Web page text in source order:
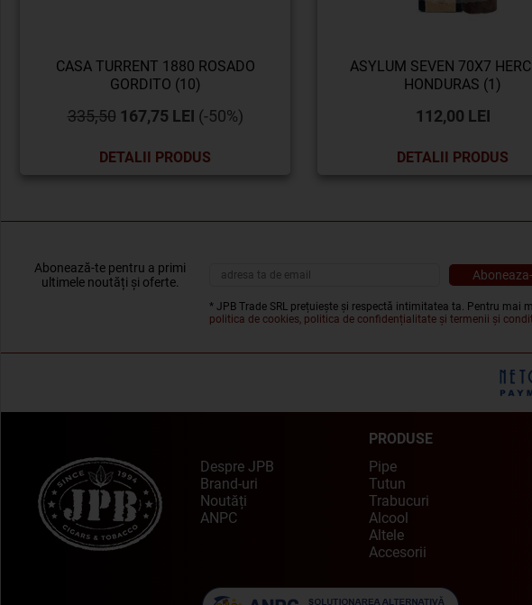
CASA TURRENT 1880 ROSADO
GORDITO (10)
335,50 167,75 LEI (-50%)
DETALII PRODUS
ASYLUM SEVEN 70X7
HONDURAS (1)
112,00 LEI
DETALII PRODUS
Abonează-te pentru a primi
ultimele noutăți și oferte.
* JPB Trade SRL prețuiește și respectă intimitatea ta. Pentru mai
politica de cookies, politica de confidențialitate și termenii și
Despre JPB
Brand-uri
Noutăți
ANPC
PRODUSE
Pipe
Tutun
Trabucuri
Alcool
Altele
Accesorii